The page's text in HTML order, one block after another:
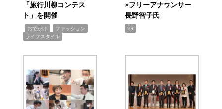
「旅行川柳コンテス
ト」を開催
おでかけ ファッション
ライフスタイル
×フリーアナウンサー
長野智子氏
PR